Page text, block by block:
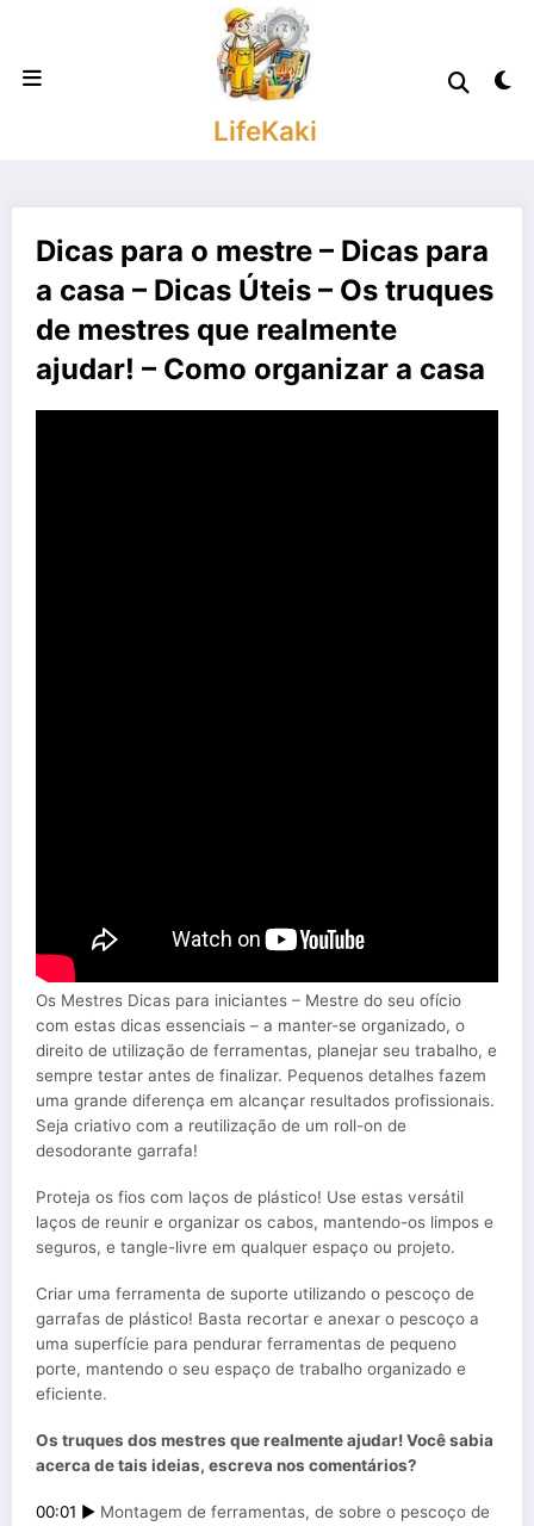
conteúdo
LifeKaki
Dicas para o mestre – Dicas para
a casa – Dicas Úteis – Os truques
de mestres que realmente
ajudar! – Como organizar a casa
Os Mestres Dicas para iniciantes – Mestre do seu ofício
com estas dicas essenciais – a manter-se organizado, o
direito de utilização de ferramentas, planejar seu trabalho, e
sempre testar antes de finalizar. Pequenos detalhes fazem
uma grande diferença em alcançar resultados profissionais.
Seja criativo com a reutilização de um roll-on de
desodorante garrafa!
Proteja os fios com laços de plástico! Use estas versátil
laços de reunir e organizar os cabos, mantendo-os limpos e
seguros, e tangle-livre em qualquer espaço ou projeto.
Criar uma ferramenta de suporte utilizando o pescoço de
garrafas de plástico! Basta recortar e anexar o pescoço a
uma superfície para pendurar ferramentas de pequeno
porte, mantendo o seu espaço de trabalho organizado e
eficiente.
Os truques dos mestres que realmente ajudar! Você sabia
acerca de tais ideias, escreva nos comentários?
00:01 ► Montagem de ferramentas, de sobre o pescoço de